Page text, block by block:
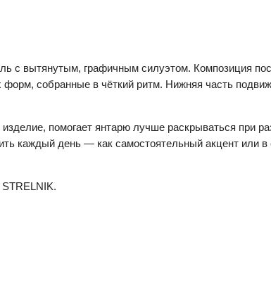
с вытянутым, графичным силуэтом. Композиция
собранные в чёткий ритм. Нижняя часть
помогает янтарю лучше раскрываться при
каждый день — как самостоятельный акцент или в